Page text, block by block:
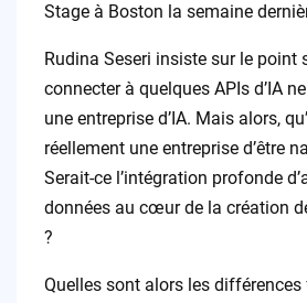
Stage à Boston la semaine
Rudina Seseri insiste sur le point
connecter à quelques APIs d’IA
une entreprise d’IA. Mais alors,
réellement une entreprise d’être
Serait-ce l’intégration profonde
données au cœur de la création
?
Quelles sont alors les